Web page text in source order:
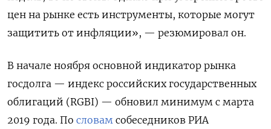
цен на рынке есть инструменты, которые могут
защитить от инфляции», — резюмировал он.
В начале ноября основной индикатор рынка
госдолга — индекс российских государственных
облигаций (RGBI) — обновил минимум с марта
2019 года. По словам собеседников РИА